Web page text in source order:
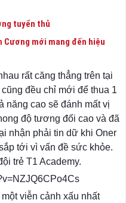
tuyển thủ
Cương mới mang đến hiệu
rất căng thẳng trên tại
đều chỉ mới để thua 1
năng cao sẽ đánh mất vị
độ tương đối cao và đã
nhận phải tin dữ khi Oner
tới vì vấn đề sức khỏe.
trẻ T1 Academy.
viễn cảnh xấu nhất